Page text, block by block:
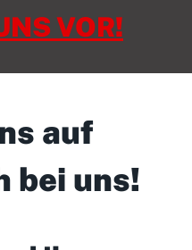
VOR!
auf
bei uns!